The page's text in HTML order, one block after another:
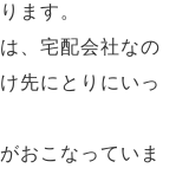
ます。
、宅配会社なの
先にとりにいっ
おこなっていま